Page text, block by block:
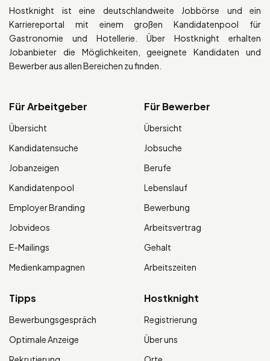
Hostknight ist eine deutschlandweite Jobbörse und ein
Karriereportal mit einem großen Kandidatenpool für
Gastronomie und Hotellerie. Über Hostknight erhalten
Jobanbieter die Möglichkeiten, geeignete Kandidaten und
Bewerber aus allen Bereichen zu finden.
Für Arbeitgeber
Übersicht
Kandidatensuche
Jobanzeigen
Kandidatenpool
Employer Branding
Jobvideos
E-Mailings
Medienkampagnen
Für Bewerber
Übersicht
Jobsuche
Berufe
Lebenslauf
Bewerbung
Arbeitsvertrag
Gehalt
Arbeitszeiten
Tipps
Bewerbungsgespräch
Optimale Anzeige
Hostknight
Registrierung
Über uns